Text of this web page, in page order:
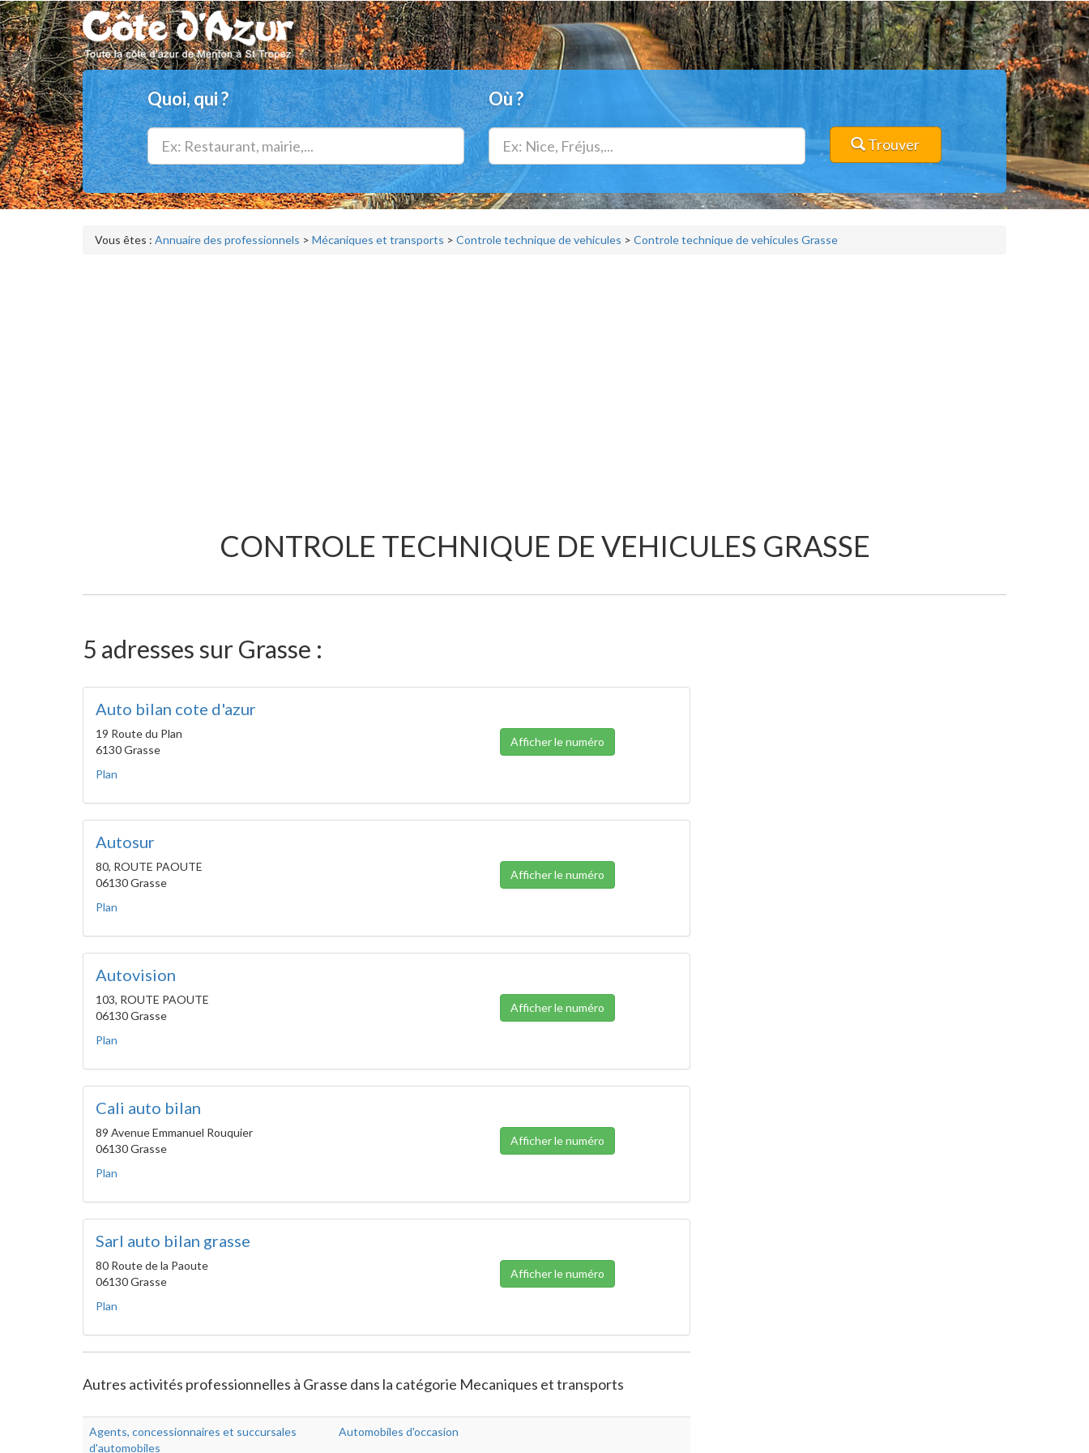
Quoi, qui ? Où ?
Trouver
Vous êtes : Annuaire des professionnels > Mécaniques et transports > Controle technique de vehicules > Controle technique de vehicules Grasse
CONTROLE TECHNIQUE DE VEHICULES GRASSE
5 adresses sur Grasse :
Auto bilan cote d'azur
19 Route du Plan
6130 Grasse
Plan
Afficher le numéro
Autosur
80, ROUTE PAOUTE
06130 Grasse
Plan
Afficher le numéro
Autovision
103, ROUTE PAOUTE
06130 Grasse
Plan
Afficher le numéro
Cali auto bilan
89 Avenue Emmanuel Rouquier
06130 Grasse
Plan
Afficher le numéro
Sarl auto bilan grasse
80 Route de la Paoute
06130 Grasse
Plan
Afficher le numéro
Autres activités professionnelles à Grasse dans la catégorie Mecaniques et transports
Agents, concessionnaires et succursales
d'automobiles
Automobiles d'occasion